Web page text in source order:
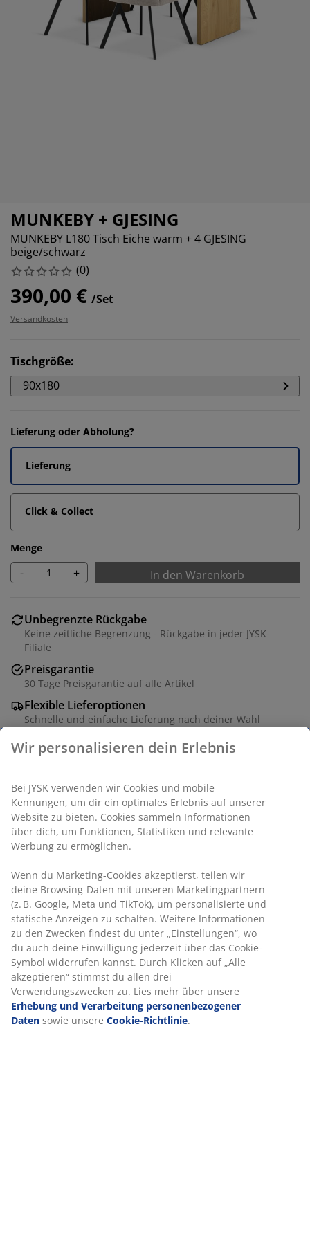
und Zubehör
MUNKEBY + GJESING
MUNKEBY L180 Tisch Eiche warm + 4 GJESING
beige/schwarz
(0)
390,00 € /Set
Versandkosten
Tischgröße:
90x180
Lieferung oder Abholung?
Lieferung
Click & Collect
Menge
- + In den Warenkorb
Unbegrenzte Rückgabe
Keine zeitliche Begrenzung - Rückgabe in jeder JYSK-
Filiale
Preisgarantie
30 Tage Preisgarantie auf alle Artikel
Flexible Lieferoptionen
Schnelle und einfache Lieferung nach deiner Wahl
Artikelnummer: S364179
Dieses Set besteht aus folgenden
Artikeln
Produkteigenschaften
Bewertungen
(0 )
Wir personalisieren dein Erlebnis
Bei JYSK verwenden wir Cookies und mobile
Kennungen, um dir ein optimales Erlebnis auf unserer
Website zu bieten. Cookies sammeln Informationen
über dich, um Funktionen, Statistiken und relevante
Werbung zu ermöglichen.
Wenn du Marketing-Cookies akzeptierst, teilen wir
deine Browsing-Daten mit unseren Marketingpartnern
(z. B. Google, Meta und TikTok), um personalisierte und
statische Anzeigen zu schalten. Weitere Informationen
zu den Zwecken findest du unter „Einstellungen“, wo
du auch deine Einwilligung jederzeit über das Cookie-
Symbol widerrufen kannst. Durch Klicken auf „Alle
akzeptieren“ stimmst du allen drei
Verwendungszwecken zu. Lies mehr über unsere
Erhebung und Verarbeitung personenbezogener
Daten sowie unsere Cookie-Richtlinie.